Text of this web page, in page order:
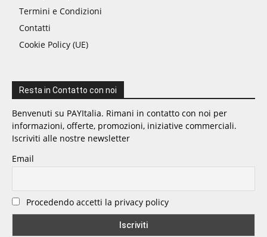
Termini e Condizioni
Contatti
Cookie Policy (UE)
Resta in Contatto con noi
Benvenuti su PAYItalia. Rimani in contatto con noi per
informazioni, offerte, promozioni, iniziative commerciali.
Iscriviti alle nostre newsletter
Email
Procedendo accetti la privacy policy